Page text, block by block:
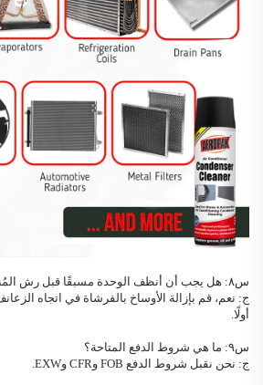
س٨: هل يجب أن أنظف الوحدة مسبقًا قبل رش المُنظِّف؟
ج: نعم، قم بإزالة الأوساخ بالفرشاة في اتجاه
أولًا.
س٩: ما هي شروط الدفع المتاحة؟
ج: نحن نقبل شروط الدفع FOB وCFR وEXW.